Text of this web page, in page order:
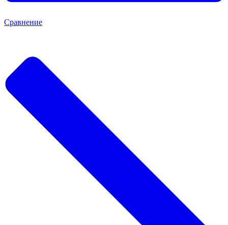
Сравнение